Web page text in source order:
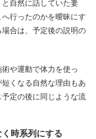
自然に話していた妻
行ったのかを曖昧にす
合は、予定後の説明の
や運動で体力を使っ
くなる自然な理由もあ
定の後に同じような流
時系列にする